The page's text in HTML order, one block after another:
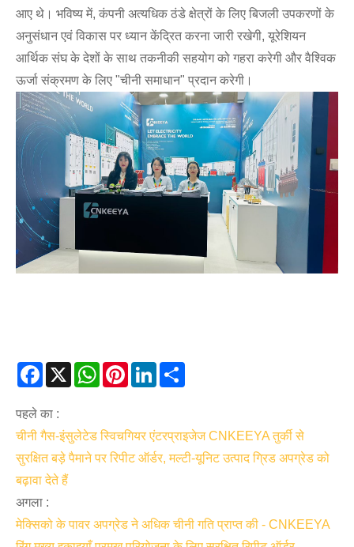
आए थे। भविष्य में, कंपनी अत्यधिक ठंडे क्षेत्रों के लिए बिजली उपकरणों के
अनुसंधान एवं विकास पर ध्यान केंद्रित करना जारी रखेगी, यूरेशियन
आर्थिक संघ के देशों के साथ तकनीकी सहयोग को गहरा करेगी और वैश्विक
ऊर्जा संक्रमण के लिए "चीनी समाधान" प्रदान करेगी।
Facebook
X WhatsAppPinterestLinkedIn
पहले का :
चीनी गैस-इंसुलेटेड स्विचगियर एंटरप्राइजेज CNKEEYA तुर्की से
सुरक्षित बड़े पैमाने पर रिपीट ऑर्डर, मल्टी-यूनिट उत्पाद ग्रिड अपग्रेड को
बढ़ावा देते हैं
अगला :
मेक्सिको के पावर अपग्रेड ने अधिक चीनी गति प्राप्त की - CNKEEYA